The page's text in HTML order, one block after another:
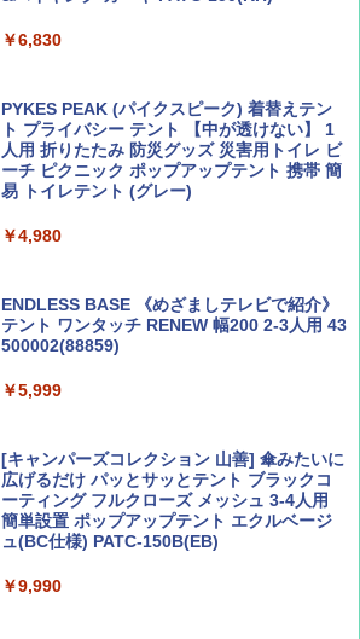
￥713
AIRLINE（エアライン）2026年9月号【特
集】ボーイング110周年を祝して！
￥1,760
￥2,479
力的な町 2026～2027 地球の歩き方D アジア
ァキア 2026～2027 地球の歩き方A ヨーロッ
￥2,277
新しい日本地理 地図・統計・移動から読み
解く (講談社現代新書)
￥1,540
￥6,830
PYKES PEAK (パイクスピーク) 着替えテン
ト プライバシー テント 【中が透けない】 1
人用 折りたたみ 防災グッズ 災害用トイレ ビ
ーチ ピクニック ポップアップテント 携帯 簡
易 トイレテント (グレー)
￥4,980
ENDLESS BASE 《めざましテレビで紹介》
テント ワンタッチ RENEW 幅200 2-3人用 43
500002(88859)
￥5,999
[キャンパーズコレクション 山善] 傘みたいに
広げるだけ パッとサッとテント ブラックコ
ーティング フルクローズ メッシュ 3-4人用
簡単設置 ポップアップテント エクルベージ
ュ(BC仕様) PATC-150B(EB)
￥9,990